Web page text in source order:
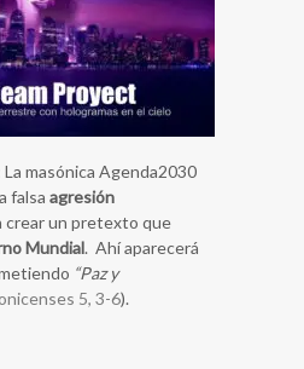
La masónica Agenda2030
falsa agresión
crear un pretexto que
Mundial. Ahí aparecerá
“Paz y
5, 3-6).